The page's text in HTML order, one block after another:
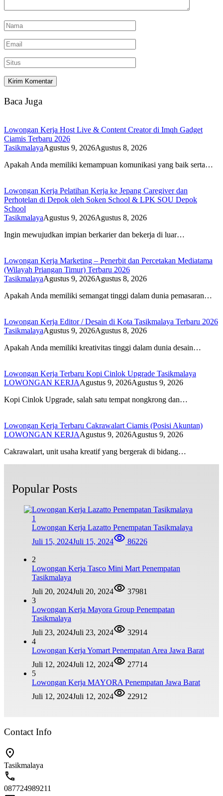
Baca Juga
Lowongan Kerja Host Live & Content Creator di Imqh Gadget
Ciamis Terbaru 2026
TasikmalayaAgustus 9, 2026Agustus 8, 2026
Apakah Anda memiliki kemampuan komunikasi yang baik serta…
Lowongan Kerja Pelatihan Kerja ke Jepang Caregiver dan
Perhotelan di Depok oleh Soken School & LPK SOU Depok
School
TasikmalayaAgustus 9, 2026Agustus 8, 2026
Ingin mewujudkan impian berkarier dan bekerja di luar…
Lowongan Kerja Marketing – Penerbit dan Percetakan Mediatama
(Wilayah Priangan Timur) Terbaru 2026
TasikmalayaAgustus 9, 2026Agustus 8, 2026
Apakah Anda memiliki semangat tinggi dalam dunia pemasaran…
Lowongan Kerja Editor / Desain di Kota Tasikmalaya Terbaru 2026
TasikmalayaAgustus 9, 2026Agustus 8, 2026
Apakah Anda memiliki kreativitas tinggi dalam dunia desain…
Lowongan Kerja Terbaru Kopi Cinlok Upgrade Tasikmalaya
LOWONGAN KERJAAgustus 9, 2026Agustus 9, 2026
Kopi Cinlok Upgrade, salah satu tempat nongkrong dan…
Lowongan Kerja Terbaru Cakrawalart Ciamis (Posisi Akuntan)
LOWONGAN KERJAAgustus 9, 2026Agustus 9, 2026
Cakrawalart, unit usaha kreatif yang bergerak di bidang…
Popular Posts
1
Lowongan Kerja Lazatto Penempatan Tasikmalaya
Juli 15, 2024Juli 15, 2024 86226
2
Lowongan Kerja Tasco Mini Mart Penempatan
Tasikmalaya
Juli 20, 2024Juli 20, 2024
37981
3
Lowongan Kerja Mayora Group Penempatan
Tasikmalaya
Juli 23, 2024Juli 23, 2024
32914
4
Lowongan Kerja Yomart Penempatan Area Jawa Barat
Juli 12, 2024Juli 12, 2024
27714
5
Lowongan Kerja MAYORA Penempatan Jawa Barat
Juli 12, 2024Juli 12, 2024 22912
Contact Info
Tasikmalaya
087724989211